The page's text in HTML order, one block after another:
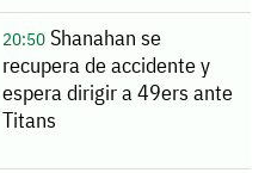
20:50Shanahan se
recupera de accidente y
espera dirigir a 49ers ante
Titans